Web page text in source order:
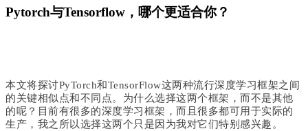
Pytorch与Tensorflow，哪个更适合你？
本文将探讨PyTorch和TensorFlow这两种流行深度学习框架之间
的关键相似点和不同点。为什么选择这两个框架，而不是其他
的呢？目前有很多的深度学习框架，而且很多都可用于实际的
生产，我之所以选择这两个只是因为我对它们特别感兴趣。